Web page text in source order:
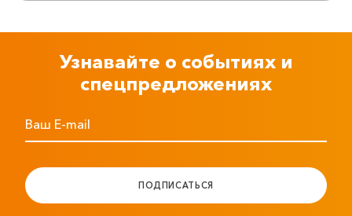
Узнавайте о событиях и
спецпредложениях
Ваш E-mail
ПОДПИСАТЬСЯ